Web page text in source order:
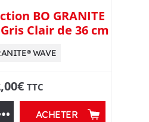
BO GRANITE
Clair de 36 cm
WAVE
€ TTC
ACHETER